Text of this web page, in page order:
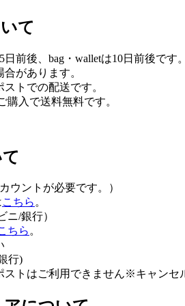
て
日前後、bag・walletは10日前後です。
があります。
トでの配送です。
購入で送料無料です。
ウントが必要です。）
こちら。
ニ/銀⾏）
ちら。
行)
ストはご利用できません※キャンセ